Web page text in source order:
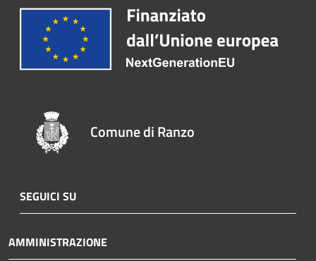
Comune di Ranzo
SEGUICI SU
AMMINISTRAZIONE